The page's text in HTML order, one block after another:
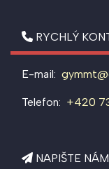
RYCHLÝ
E-mail:
Telefon: +420
NAPIŠTE NÁM